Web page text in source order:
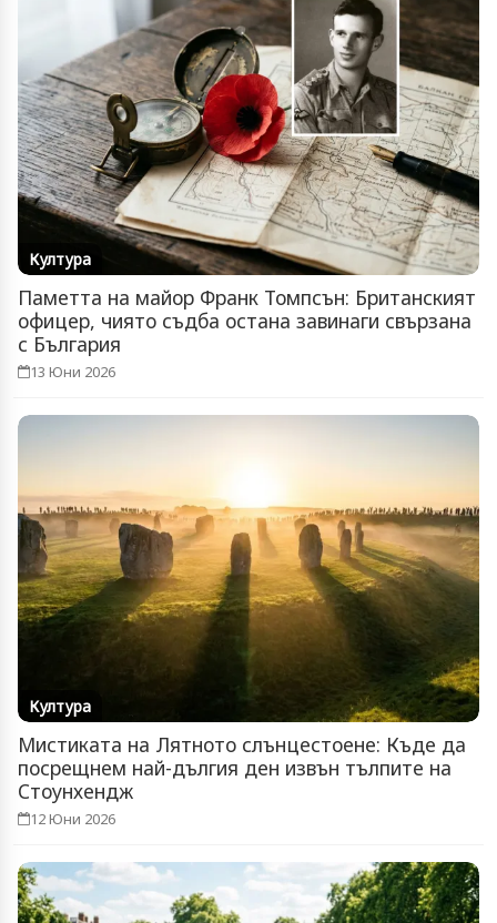
Култура
Паметта на майор Франк Томпсън: Британският
офицер, чиято съдба остана завинаги свързана
с България
13 Юни 2026
Култура
Мистиката на Лятното слънцестоене: Къде да
посрещнем най-дългия ден извън тълпите на
Стоунхендж
12 Юни 2026